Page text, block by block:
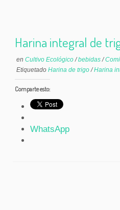
Harina integral de
en Cultivo Ecológico/bebidas/
Etiquetado Harina de trigo/Harina
Comparte esto:
WhatsApp